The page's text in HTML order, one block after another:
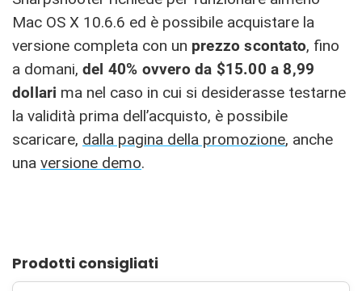
Mac OS X 10.6.6 ed è possibile acquistare la
versione completa con un prezzo scontato, fino
a domani, del 40% ovvero da $15.00 a 8,99
dollari ma nel caso in cui si desiderasse testarne
la validità prima dell’acquisto, è possibile
scaricare, dalla pagina della promozione, anche
una versione demo.
Prodotti consigliati